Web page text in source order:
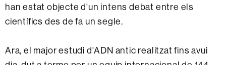
han estat objecte d'un intens debat entre els
científics des de fa un segle.
Ara, el major estudi d'ADN antic realitzat fins avui